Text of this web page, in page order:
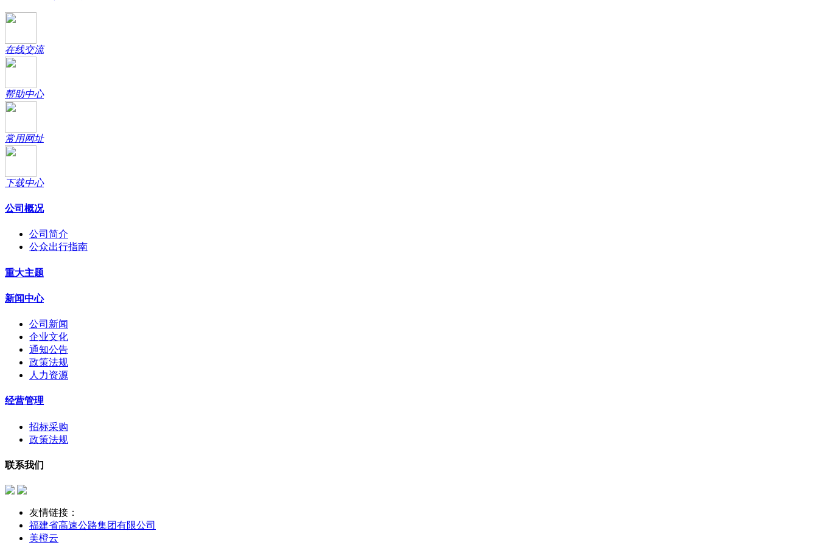
在线交流
帮助中心
常用网址
下载中心
公司概况
公司简介
公众出行指南
重大主题
新闻中心
公司新闻
企业文化
通知公告
政策法规
人力资源
经营管理
招标采购
政策法规
联系我们
友情链接：
福建省高速公路集团有限公司
美橙云